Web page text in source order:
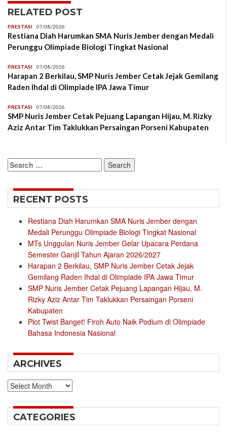
RELATED POST
PRESTASI 07/08/2026
Restiana Diah Harumkan SMA Nuris Jember dengan Medali
Perunggu Olimpiade Biologi Tingkat Nasional
PRESTASI 07/08/2026
Harapan 2 Berkilau, SMP Nuris Jember Cetak Jejak Gemilang
Raden Ihdal di Olimpiade IPA Jawa Timur
PRESTASI 07/08/2026
SMP Nuris Jember Cetak Pejuang Lapangan Hijau, M. Rizky
Aziz Antar Tim Taklukkan Persaingan Porseni Kabupaten
Search
for:
RECENT POSTS
Restiana Diah Harumkan SMA Nuris Jember dengan
Medali Perunggu Olimpiade Biologi Tingkat Nasional
MTs Unggulan Nuris Jember Gelar Upacara Perdana
Semester Ganjil Tahun Ajaran 2026/2027
Harapan 2 Berkilau, SMP Nuris Jember Cetak Jejak
Gemilang Raden Ihdal di Olimpiade IPA Jawa Timur
SMP Nuris Jember Cetak Pejuang Lapangan Hijau, M.
Rizky Aziz Antar Tim Taklukkan Persaingan Porseni
Kabupaten
Plot Twist Banget! Firoh Auto Naik Podium di Olimpiade
Bahasa Indonesia Nasional
ARCHIVES
Archives
CATEGORIES